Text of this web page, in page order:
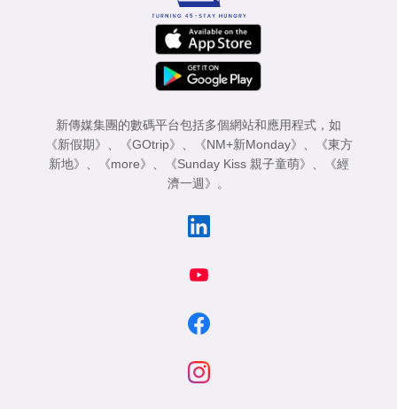
新傳媒集團的數碼平台包括多個網站和應用程式，如
《新假期》
《GOtrip》 《NM+新Monday》
《東方
新地》
《more》 《Sunday Kiss 親子童萌》
《經
濟一週》
。